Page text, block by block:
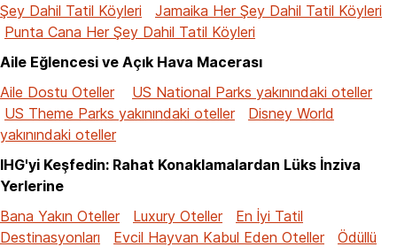
Şey Dahil Tatil Köyleri
Jamaika Her Şey Dahil Tatil Köyleri
Punta Cana Her Şey Dahil Tatil Köyleri
Aile Eğlencesi ve Açık Hava Macerası
Aile Dostu Oteller
US National Parks yakınındaki oteller
US Theme Parks yakınındaki oteller
Disney World
yakınındaki oteller
IHG'yi Keşfedin: Rahat Konaklamalardan Lüks İnziva
Yerlerine
Bana Yakın Oteller
Luxury Oteller
En İyi Tatil
Destinasyonları
Evcil Hayvan Kabul Eden Oteller
Ödüllü